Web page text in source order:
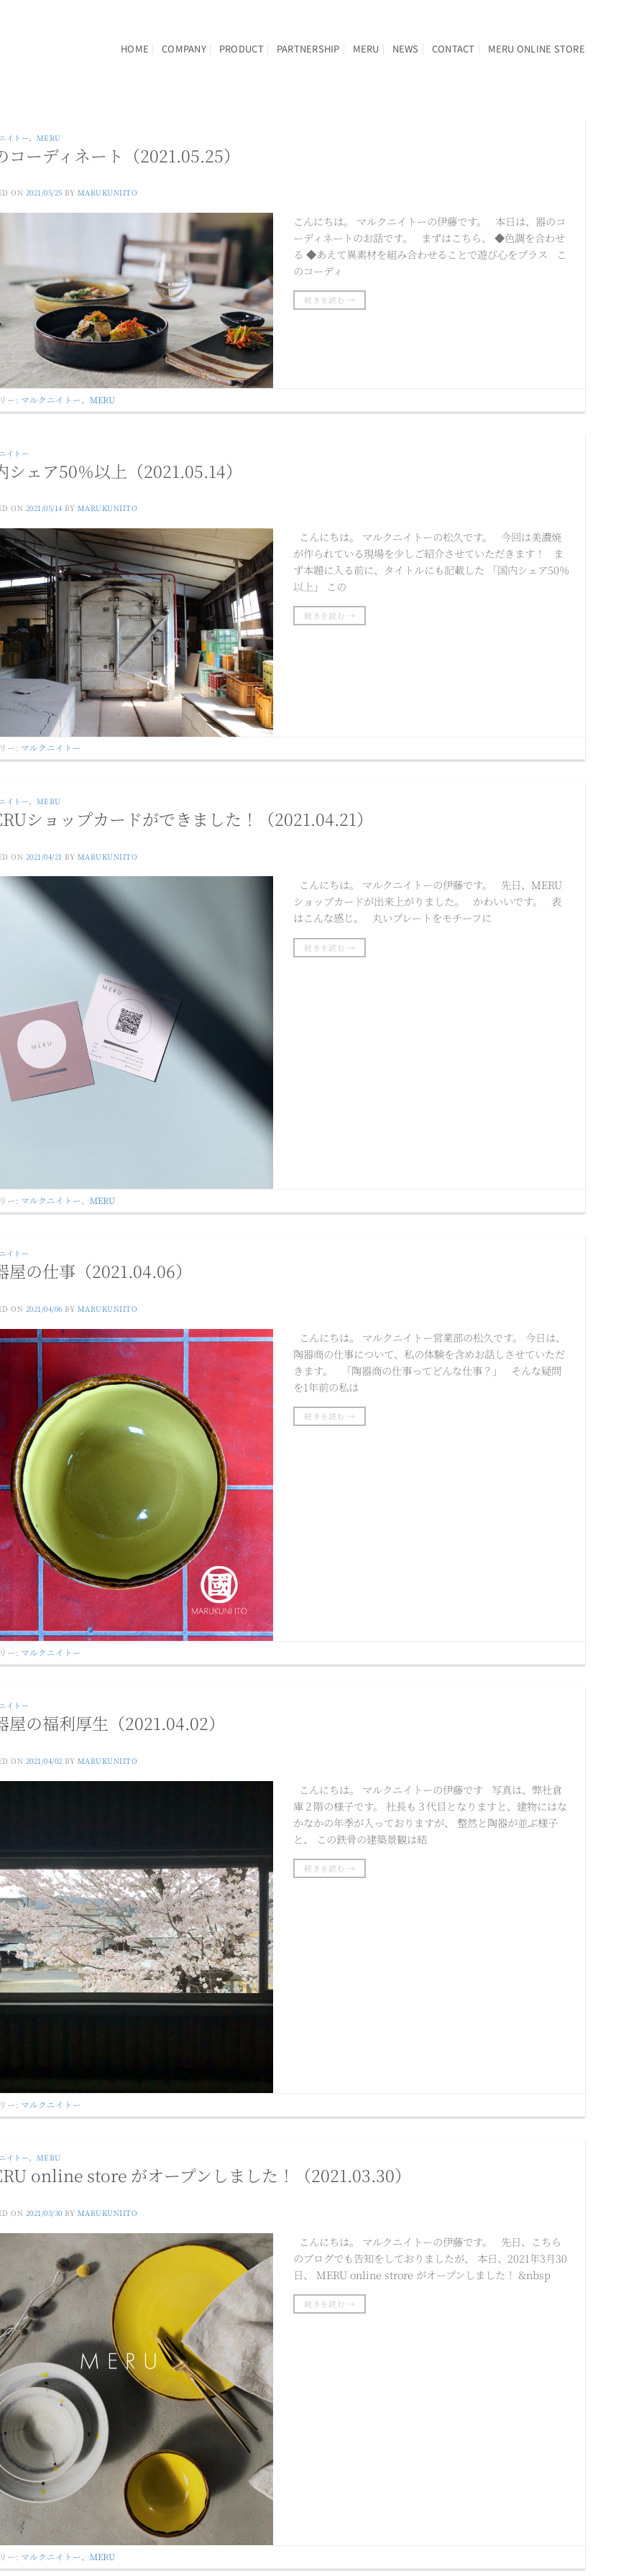
HOME COMPANY PRODUCT PARTNERSHIP MERU NEWS CONTACT MERU ONLINE STORE
イトー、 MERU
コーディネート（2021.05.25）
ON 2021/05/25 BY MARUKUNIITO
こんにちは。 マルクニイトーの伊藤です。 本日は、器のコ
ーディネートのお話です。 まずはこちら、 ◆色調を合わせ
る ◆あえて異素材を組み合わせることで遊び心をプラス こ
のコーディ
続きを読む →
ー: マルクニイトー、MERU
イトー
シェア50％以上（2021.05.14）
ON 2021/05/14 BY MARUKUNIITO
こんにちは。 マルクニイトーの松久です。 今回は美濃焼
が作られている現場を少しご紹介させていただきます！ ま
ず本題に入る前に、タイトルにも記載した 「国内シェア50％
以上」 この
続きを読む →
ー: マルクニイトー
イトー、 MERU
ショップカードができました！（2021.04.21）
ON 2021/04/21 BY MARUKUNIITO
こんにちは。 マルクニイトーの伊藤です。 先日、MERU
ショップカードが出来上がりました。 かわいいです。 表
はこんな感じ。 丸いプレートをモチーフに
続きを読む →
ー: マルクニイトー、MERU
イトー
屋の仕事（2021.04.06）
ON 2021/04/06 BY MARUKUNIITO
こんにちは。 マルクニイトー営業部の松久です。 今日は、
陶器商の仕事について、私の体験を含めお話しさせていただ
きます。 「陶器商の仕事ってどんな仕事？」 そんな疑問
を1年前の私は
続きを読む →
ー: マルクニイトー
イトー
屋の福利厚生（2021.04.02）
ON 2021/04/02 BY MARUKUNIITO
こんにちは。 マルクニイトーの伊藤です 写真は、弊社倉
庫２階の様子です。 社長も３代目となりますと、建物にはな
かなかの年季が入っておりますが、 整然と陶器が並ぶ様子
と、 この鉄骨の建築景観は結
続きを読む →
ー: マルクニイトー
イトー、 MERU
online store がオープンしました！（2021.03.30）
ON 2021/03/30 BY MARUKUNIITO
こんにちは。 マルクニイトーの伊藤です。 先日、こちら
のブログでも告知をしておりましたが、 本日、2021年3月30
日、 MERU online strore がオープンしました！ &nbsp
続きを読む →
ー: マルクニイトー、MERU